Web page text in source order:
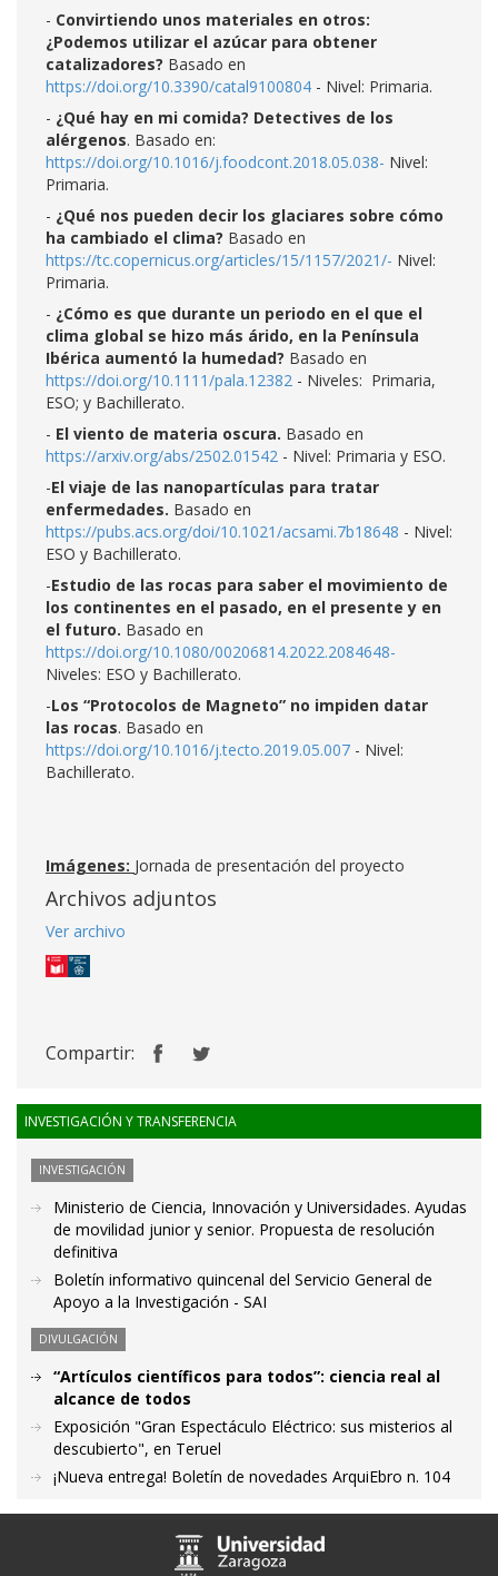
- Convirtiendo unos materiales en otros:
¿Podemos utilizar el azúcar para obtener
catalizadores? Basado en
https://doi.org/10.3390/catal9100804 - Nivel: Primaria.
- ¿Qué hay en mi comida? Detectives de los
alérgenos. Basado en:
https://doi.org/10.1016/j.foodcont.2018.05.038- Nivel:
Primaria.
- ¿Qué nos pueden decir los glaciares sobre cómo
ha cambiado el clima? Basado en
https://tc.copernicus.org/articles/15/1157/2021/- Nivel:
Primaria.
- ¿Cómo es que durante un periodo en el que el
clima global se hizo más árido, en la Península
Ibérica aumentó la humedad? Basado en
https://doi.org/10.1111/pala.12382 - Niveles: Primaria,
ESO; y Bachillerato.
- El viento de materia oscura. Basado en
https://arxiv.org/abs/2502.01542 - Nivel: Primaria y ESO.
-El viaje de las nanopartículas para tratar
enfermedades. Basado en
https://pubs.acs.org/doi/10.1021/acsami.7b18648 - Nivel:
ESO y Bachillerato.
-Estudio de las rocas para saber el movimiento de
los continentes en el pasado, en el presente y en
el futuro. Basado en
https://doi.org/10.1080/00206814.2022.2084648-
Niveles: ESO y Bachillerato.
-Los “Protocolos de Magneto” no impiden datar
las rocas. Basado en
https://doi.org/10.1016/j.tecto.2019.05.007 - Nivel:
Bachillerato.
Imágenes: Jornada de presentación del proyecto
Archivos adjuntos
Ver archivo
Compartir:
INVESTIGACIÓN Y TRANSFERENCIA
INVESTIGACIÓN
Ministerio de Ciencia, Innovación y Universidades. Ayudas
de movilidad junior y senior. Propuesta de resolución
definitiva
Boletín informativo quincenal del Servicio General de
Apoyo a la Investigación - SAI
DIVULGACIÓN
“Artículos científicos para todos”: ciencia real al
alcance de todos
Exposición "Gran Espectáculo Eléctrico: sus misterios al
descubierto", en Teruel
¡Nueva entrega! Boletín de novedades ArquiEbro n. 104